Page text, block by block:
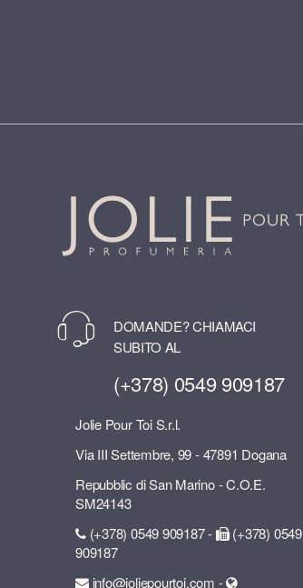
DOMANDE? CHIAMACI
SUBITO AL
(+378) 0549 909187
Jolie Pour Toi S.r.l.
Via III Settembre, 99 - 47891 Dogana
Repubblic di San Marino - C.O.E.
SM24143
(+378) 0549 909187 -
(+378) 0549
909187
info@joliepourtoi.com -